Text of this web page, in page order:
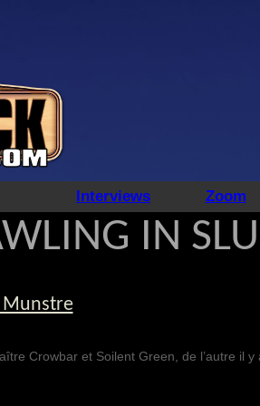
Interviews Zoom
IN
Munstre
Crowbar et Soilent Green, de l’autre il